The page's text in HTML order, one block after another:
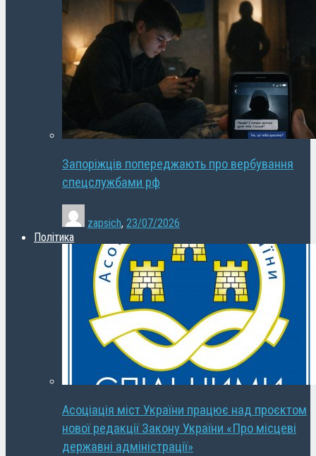
Запоріжців попереджають про вербування
спецслужбами рф
zapsich, 23/07/2026
Політика
Асоціація міст України працює над проєктом
нової редакції Закону України «Про місцеві
державні адміністрації»